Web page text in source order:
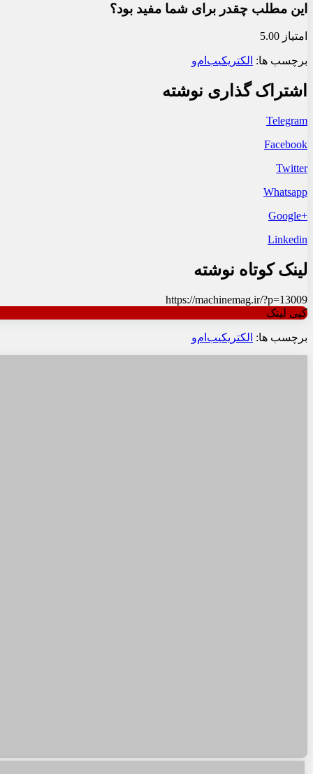
این مطلب چقدر برای شما مفید بود؟
امتیاز 5.00
برچسب ها: الکتریکیب‌ام‌و
اشتراک گذاری نوشته
Telegram
Facebook
Twitter
Whatsapp
+Google
Linkedin
لینک کوتاه نوشته
https://machinemag.ir/?p=13009
کپی لینک
برچسب ها: الکتریکیب‌ام‌و